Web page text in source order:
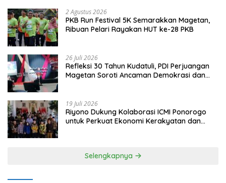
2 Agustus 2026
PKB Run Festival 5K Semarakkan Magetan,
Ribuan Pelari Rayakan HUT ke-28 PKB
26 Juli 2026
Refleksi 30 Tahun Kudatuli, PDI Perjuangan
Magetan Soroti Ancaman Demokrasi dan
19 Juli 2026
Riyono Dukung Kolaborasi ICMI Ponorogo
untuk Perkuat Ekonomi Kerakyatan dan
Selengkapnya